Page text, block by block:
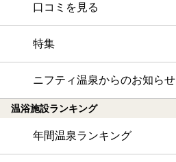
口コミを見る
特集
ニフティ温泉からのお知らせ
温浴施設ランキング
年間温泉ランキング